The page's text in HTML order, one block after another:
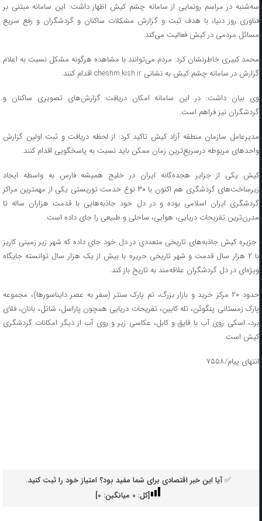
سه‌شنبه در مراسم رونمایی از سامانه چشم کیش اظهار داشت: این سامانه مبتنی بر
فناوری روز دنیا، با هدف ثبت و گزارش مشکلات ساکنان و گردشگران و رفع سریع
مسائل مردمی در کیش فعالیت می‌کند.
محمد کبیری خاطرنشان کرد: مردم می‌توانند با مشاهده هرگونه مشکل نسبت به اعلام
گزارش در سامانه چشم کیش به نشانی cheshm.kish.ir اقدام کنند.
وی بیان داشت: در این سامانه امکان دریافت گزارش‌های تصویری ساکنان و
گردشگران نیز فراهم است.
مدیرعامل سازمان منطقه آزاد کیش تاکید کرد: از لحظه دریافت و ثبت اولین گزارش
واحد‌های مربوطه درسریع‌ترین زمان ممکن باید نسبت به پاسخگویی اقدام کنند.
کیش یکی از جزایر هجده‌گانه ایران در خلیج همیشه فارس به واسطه ایجاد
زیرساخت‌های گردشگری هم اکنون با ۳۰ نوع خدمت توریستی یکی از مهمترین مراکز
گردشگری ایران اسلامی بوده و در دل خود جاذبه‌هایی با قدمت هزاران ساله تا
مدرن‌ترین تفریحات دریایی، هوایی، ساحلی و طبیعی را جای داده است.
جزیره کیش جاذبه‌های تاریخی متعددی در دل خود جای داده که شهر زیر زمینی کاریز
با ۲ هزار سال قدمت و شهر تاریخی حریره با بیش از یک هزار سال توانسته جایگاه
ویژه‌ای در دل گردشگران علاقه‌مند به تاریخ باز کند.
حدود ۲۰ مرکز خرید و بازار بزرگ، تم پارک سنتر (سفر به عصر دایناسورها)، مجموعه
پارک زمستانی پنگوئن، تله کابین، تفریحات دریایی همچون پاراسل، شاتل، بانان، فلای
برد، اسکی روی آب با قایق و کابل، عکاسی زیر و روی آب از دیگر امکانات گردشگری
کیش است.
انتهای پیام/۷۵۵۸
✅ آیا این خبر اقتصادی برای شما مفید بود؟ امتیاز خود را ثبت کنید.
[کل: 0میانگین: 0
]